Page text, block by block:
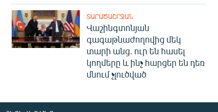
ՏԱՐԱԾԱՇՐՋԱՆ
Վաշինգտոնյան
գագաթնաժողովից մեկ
տարի անց. ուր են հասել
կողմերը և ինչ հարցեր են դեռ
մնում չլուծված